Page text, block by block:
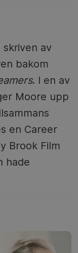
av
bakom
. I en av
Moore upp
en Career
Brook Film
hade